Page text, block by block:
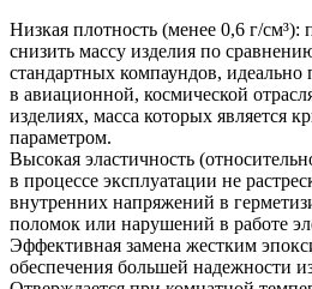
Низкая плотность (менее 0,6 г/см³):
снизить массу изделия по
стандартных компаундов,
в авиационной, космической
изделиях, масса которых является
параметром.
Высокая эластичность
в процессе эксплуатации не
внутренних напряжений в
поломок или нарушений в работе
Эффективная замена жестким
обеспечения большей надежности